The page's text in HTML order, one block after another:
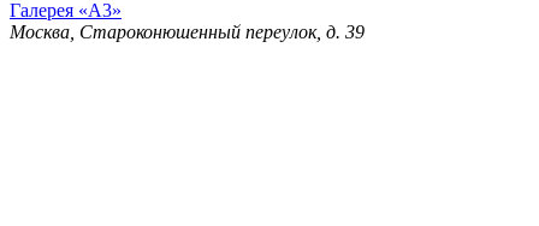
Галерея «А3»
Москва, Староконюшенный переулок, д. 39